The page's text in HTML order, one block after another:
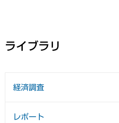
ライブラリ
経済調査
レポート